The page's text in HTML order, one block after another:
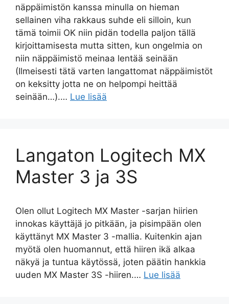
näppäimistön kanssa minulla on hieman
sellainen viha rakkaus suhde eli silloin, kun
tämä toimii OK niin pidän todella paljon tällä
kirjoittamisesta mutta sitten, kun ongelmia on
niin näppäimistö meinaa lentää seinään
(Ilmeisesti tätä varten langattomat näppäimistöt
on keksitty jotta ne on helpompi heittää
seinään…).… Lue lisää
Langaton Logitech MX
Master 3 ja 3S
Olen ollut Logitech MX Master -sarjan hiirien
innokas käyttäjä jo pitkään, ja pisimpään olen
käyttänyt MX Master 3 -mallia. Kuitenkin ajan
myötä olen huomannut, että hiiren ikä alkaa
näkyä ja tuntua käytössä, joten päätin hankkia
uuden MX Master 3S -hiiren.… Lue lisää